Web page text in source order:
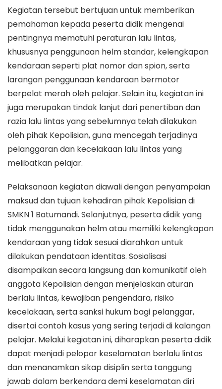
Kegiatan tersebut bertujuan untuk memberikan
pemahaman kepada peserta didik mengenai
pentingnya mematuhi peraturan lalu lintas,
khususnya penggunaan helm standar, kelengkapan
kendaraan seperti plat nomor dan spion, serta
larangan penggunaan kendaraan bermotor
berpelat merah oleh pelajar. Selain itu, kegiatan ini
juga merupakan tindak lanjut dari penertiban dan
razia lalu lintas yang sebelumnya telah dilakukan
oleh pihak Kepolisian, guna mencegah terjadinya
pelanggaran dan kecelakaan lalu lintas yang
melibatkan pelajar.
Pelaksanaan kegiatan diawali dengan penyampaian
maksud dan tujuan kehadiran pihak Kepolisian di
SMKN 1 Batumandi. Selanjutnya, peserta didik yang
tidak menggunakan helm atau memiliki kelengkapan
kendaraan yang tidak sesuai diarahkan untuk
dilakukan pendataan identitas. Sosialisasi
disampaikan secara langsung dan komunikatif oleh
anggota Kepolisian dengan menjelaskan aturan
berlalu lintas, kewajiban pengendara, risiko
kecelakaan, serta sanksi hukum bagi pelanggar,
disertai contoh kasus yang sering terjadi di kalangan
pelajar. Melalui kegiatan ini, diharapkan peserta didik
dapat menjadi pelopor keselamatan berlalu lintas
dan menanamkan sikap disiplin serta tanggung
jawab dalam berkendara demi keselamatan diri